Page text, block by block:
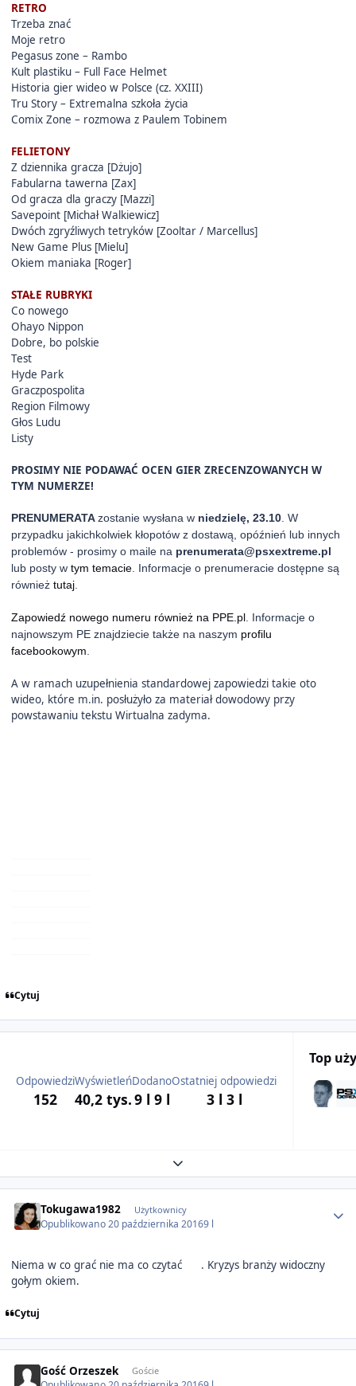
RETRO
Trzeba znać
Moje retro
Pegasus zone – Rambo
Kult plastiku – Full Face Helmet
Historia gier wideo w Polsce (cz. XXIII)
Tru Story – Extremalna szkoła życia
Comix Zone – rozmowa z Paulem Tobinem
FELIETONY
Z dziennika gracza [Dżujo]
Fabularna tawerna [Zax]
Od gracza dla graczy [Mazzi]
Savepoint [Michał Walkiewicz]
Dwóch zgryźliwych tetryków [Zooltar / Marcellus]
New Game Plus [Mielu]
Okiem maniaka [Roger]
STAŁE RUBRYKI
Co nowego
Ohayo Nippon
Dobre, bo polskie
Test
Hyde Park
Graczpospolita
Region Filmowy
Głos Ludu
Listy
PROSIMY NIE PODAWAĆ OCEN GIER ZRECENZOWANYCH W
TYM NUMERZE!
PRENUMERATA zostanie wysłana w niedzielę, 23.10. W
przypadku jakichkolwiek kłopotów z dostawą, opóźnień lub innych
problemów - prosimy o maile na prenumerata@psxextreme.pl
lub posty w tym temacie. Informacje o prenumeracie dostępne są
również tutaj.
Zapowiedź nowego numeru również na PPE.pl . Informacje o
najnowszym PE znajdziecie także na naszym profilu
facebookowym.
A w ramach uzupełnienia standardowej zapowiedzi takie oto
wideo, które m.in. posłużyło za materiał dowodowy przy
powstawaniu tekstu Wirtualna zadyma.
Cytuj
Odpowiedzi
152
Wyświetleń
40,2 tys.
Dodano
9 l 9 l
Ostatniej odpowiedzi
3 l 3 l
Top
Expand topic overview
Tokugawa1982 Użytkownicy
Opublikowano20 października 20169 l
Niema w co grać nie ma co czytać
. Kryzys branży widoczny
gołym okiem.
Cytuj
Gość Orzeszek Goście